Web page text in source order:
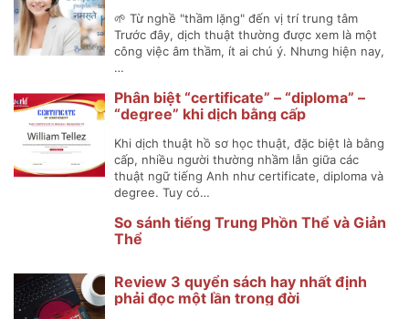
🌱 Từ nghề "thầm lặng" đến vị trí trung tâm
Trước đây, dịch thuật thường được xem là một
công việc âm thầm, ít ai chú ý. Nhưng hiện nay,
…
Phân biệt “certificate” – “diploma” –
“degree” khi dịch bằng cấp
Khi dịch thuật hồ sơ học thuật, đặc biệt là bằng
cấp, nhiều người thường nhầm lẫn giữa các
thuật ngữ tiếng Anh như certificate, diploma và
degree. Tuy có…
So sánh tiếng Trung Phồn Thể và Giản
Thể
Review 3 quyển sách hay nhất định
phải đọc một lần trong đời